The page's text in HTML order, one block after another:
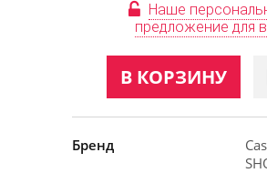
Наше
предложение для
В КОРЗИНУ
Бренд